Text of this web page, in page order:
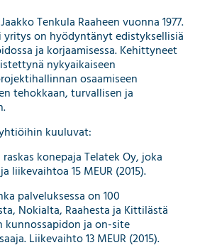
Tenkula Raaheen vuonna 1977.
on hyödyntänyt edistyksellisiä
ja korjaamisessa. Kehittyneet
nykyaikaiseen
osaamiseen
tehokkaan, turvallisen ja
kuuluvat:
konepaja Telatek Oy, joka
liikevaihtoa 15 MEUR (2015).
palveluksessa on 100
Nokialta, Raahesta ja Kittilästä
ja on-site
Liikevaihto 13 MEUR (2015).